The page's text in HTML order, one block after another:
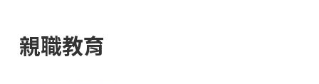
親職教育